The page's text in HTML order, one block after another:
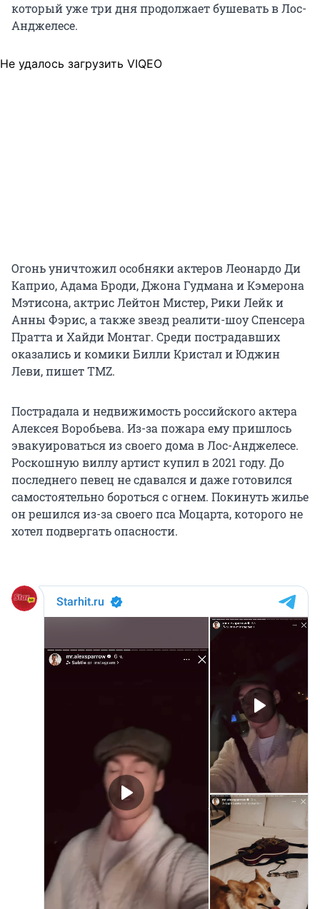
который уже три дня продолжает бушевать в Лос-
Анджелесе.
Не удалось загрузить VIQEO
Огонь уничтожил особняки актеров Леонардо Ди
Каприо, Адама Броди, Джона Гудмана и Кэмерона
Мэтисона, актрис Лейтон Мистер, Рики Лейк и
Анны Фэрис, а также звезд реалити-шоу Спенсера
Пратта и Хайди Монтаг. Среди пострадавших
оказались и комики Билли Кристал и Юджин
Леви, пишет TMZ.
Пострадала и недвижимость российского актера
Алексея Воробьева. Из-за пожара ему пришлось
эвакуироваться из своего дома в Лос-Анджелесе.
Роскошную виллу артист купил в 2021 году. До
последнего певец не сдавался и даже готовился
самостоятельно бороться с огнем. Покинуть жилье
он решился из-за своего пса Моцарта, которого не
хотел подвергать опасности.